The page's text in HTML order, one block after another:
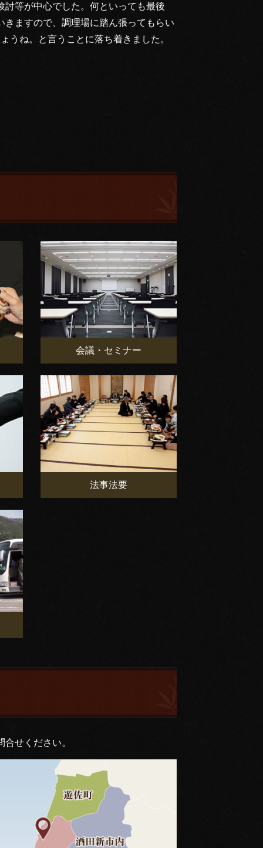
等が中心でした。何といっても最後
ますので、調理場に踏ん張ってもらい
うね。と言うことに落ち着きました。
会議・セミナー
法事法要
せください。